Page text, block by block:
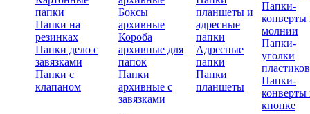
папки
Папки на
резинках
Папки дело с
завязками
Папки с
клапаном
Боксы
архивные
Короба
архивные для
папок
Папки
архивные с
завязками
планшеты и
адресные
папки
Адресные
папки
Папки
планшеты
Папки-
конверты
молнии
Папки-
уголки
Папки-
конверты
кнопке